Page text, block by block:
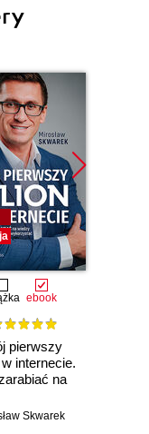
ebook
pierwszy
internecie.
na
Skwarek